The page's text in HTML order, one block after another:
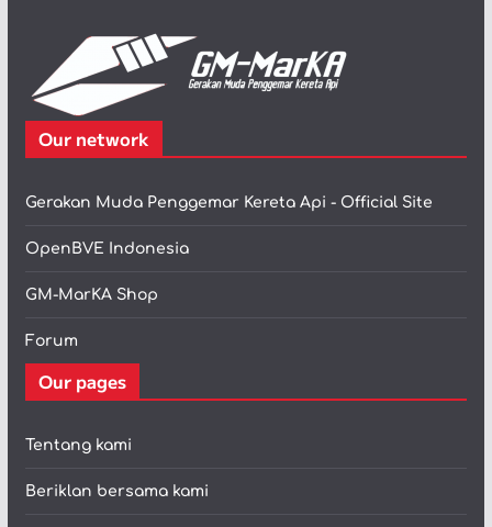
Our network
Gerakan Muda Penggemar Kereta Api - Official Site
OpenBVE Indonesia
GM-MarKA Shop
Forum
Our pages
Tentang kami
Beriklan bersama kami